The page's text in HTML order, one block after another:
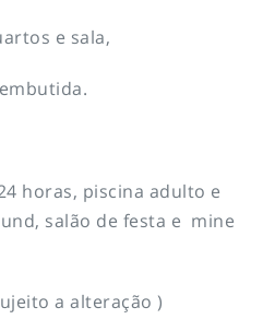
e sala,
horas, piscina adulto e
salão de festa e mine
a alteração )